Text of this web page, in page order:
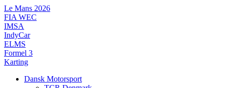
Videre
til
indhold
Le Mans 2026
FIA WEC
IMSA
IndyCar
ELMS
Formel 3
Karting
Dansk Motorsport